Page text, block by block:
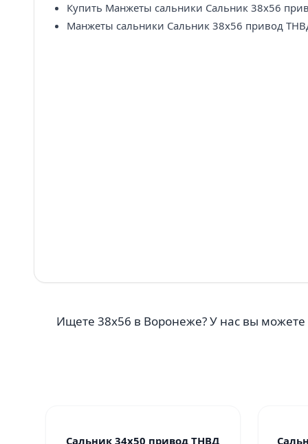
Купить Манжеты сальники Сальник 38х56
Манжеты сальники Сальник 38х56 привод
Ищете 38х56 в Воронеже? У нас вы
Сальник 34х50 привод ТНВД